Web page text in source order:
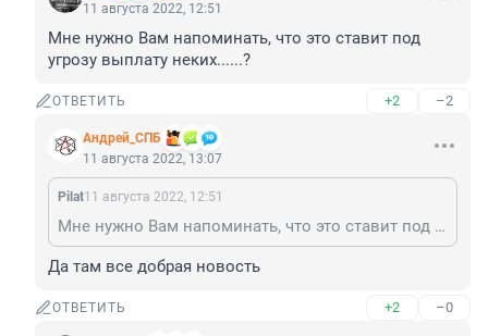
11 августа 2022, 12:51
Мне нужно Вам напоминать, что это ставит под
угрозу выплату неких......?
ОТВЕТИТЬ +2 –2
Андрей_СПБ
11 августа 2022, 13:07
Pilat11 августа 2022, 12:51
Мне нужно Вам напоминать, что это ставит под угрозу выплату неких......?
Да там все добрая новость
ОТВЕТИТЬ +2 –0